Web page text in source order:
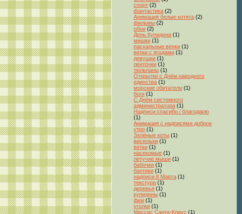
спорт (2)
фантастика (2)
Анимация белые котята (2)
фильмы (2)
обои (2)
День Купидона (1)
мишки (1)
пасхальные венки (1)
ветки с ягодами (1)
девушки (1)
ленточки (1)
тюльпаны (1)
Открытки с Днём народного
единства (1)
морские обитатели (1)
боги (1)
С Днём системного
администратора (1)
Надписи спасибо / благодарю
(1)
Анимация с надписями доброе
утро (1)
Зелёные коты (1)
висюльки (1)
ветки (1)
насекомые (1)
летучие мыши (1)
бабочки (1)
бантики (1)
надписи 8 Марта (1)
текстура (1)
деревья (1)
купидоны (1)
феи (1)
уголки (1)
Миссис Санта-Клаус (1)